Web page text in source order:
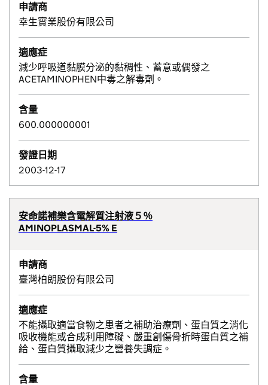
申請商
幸生實業股份有限公司
適應症
減少呼吸道黏膜分泌的黏稠性、蓄意或偶發之
ACETAMINOPHEN中毒之解毒劑。
含量
600.000000001
發證日期
2003-12-17
安命諾補樂含電解質注射液５％
AMINOPLASMAL-5% E
申請商
臺灣柏朗股份有限公司
適應症
不能攝取適當食物之患者之補助治療劑、蛋白質之消化
吸收機能或合成利用障礙、嚴重創傷骨折時蛋白質之補
給、蛋白質攝取減少之營養失調症。
含量